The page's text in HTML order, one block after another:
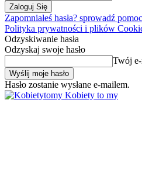
Zapomniałeś hasła? sprowadź pomoc
Polityka prywatności i plików
Odzyskiwanie hasła
Odzyskaj swoje hasło
Twój
Hasło zostanie wysłane e-mailem.
Kobiety to my